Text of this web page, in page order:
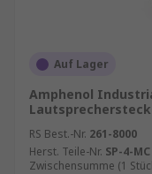
Auf Lager
Amphenol
RS Best.-Nr. 261-8000
Herst. Teile-Nr. SP-4-MC
Zwischensumme (1